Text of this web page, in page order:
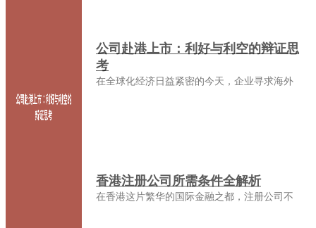
公司赴港上市：利好与利空的辩证思
考
在全球化经济日益紧密的今天，企业寻求海外
香港注册公司所需条件全解析
在香港这片繁华的国际金融之都，注册公司不